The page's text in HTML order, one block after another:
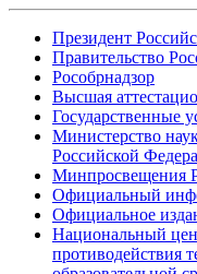
Президент
Правительство
Рособрнадзор
Высшая
Государственные
Министерство
Российской
Минпросвещения
Официальный
Официальное
Национальный
противодействия